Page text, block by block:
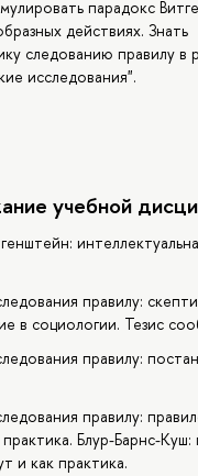
парадокс
действиях. Знать
следованию правилу в
исследования".
учебной
правилу:
в социологии. Тезис
правилу:
правилу:
Блур-Барнс-Куш:
и как практика.